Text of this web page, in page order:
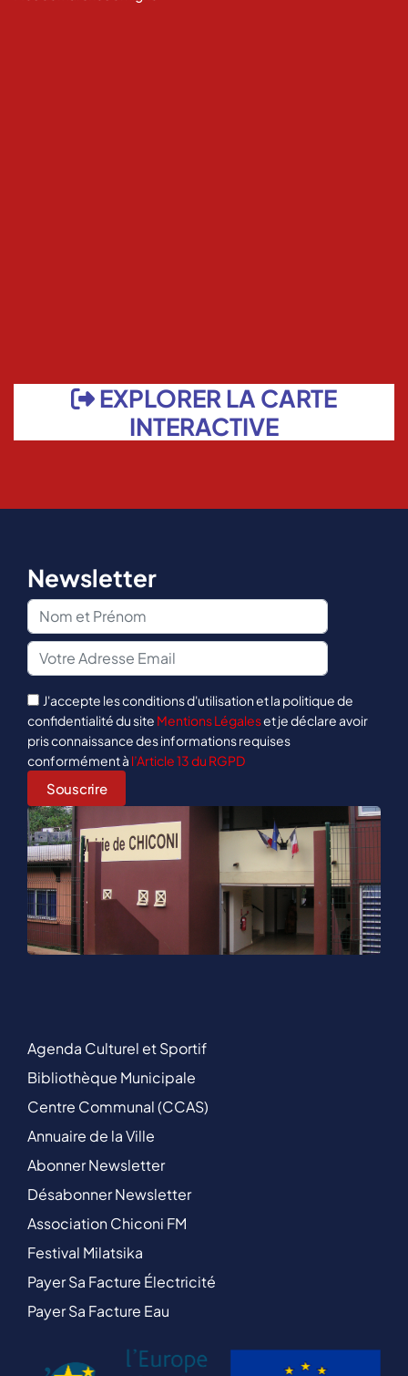
EXPLORER LA CARTE
INTERACTIVE
Newsletter
J'accepte les conditions d'utilisation et la politique de
confidentialité du site Mentions Légaleset je déclare avoir
pris connaissance des informations requises
conformément à l’Article 13 du RGPD
Agenda Culturel et Sportif
Bibliothèque Municipale
Centre Communal (CCAS)
Annuaire de la Ville
Abonner Newsletter
Désabonner Newsletter
Association Chiconi FM
Festival Milatsika
Payer Sa Facture Électricité
Payer Sa Facture Eau